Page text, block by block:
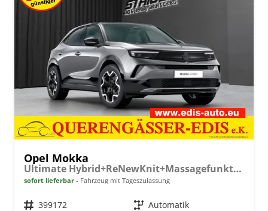
Opel Mokka
Ultimate Hybrid+ReNewKnit+Massagefunktion+Matrix-LED
sofort lieferbar Fahrzeug mit Tageszulassung
Fahrzeugnr. 399172 Getriebe Automatik